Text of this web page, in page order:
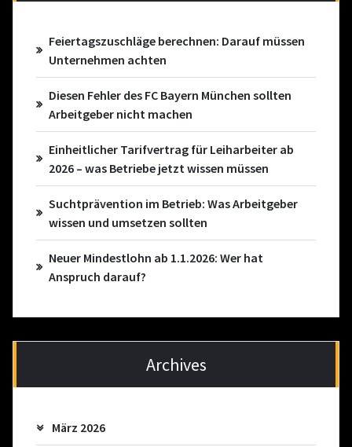
Feiertagszuschläge berechnen: Darauf müssen
Unternehmen achten
Diesen Fehler des FC Bayern München sollten
Arbeitgeber nicht machen
Einheitlicher Tarifvertrag für Leiharbeiter ab
2026 – was Betriebe jetzt wissen müssen
Suchtprävention im Betrieb: Was Arbeitgeber
wissen und umsetzen sollten
Neuer Mindestlohn ab 1.1.2026: Wer hat
Anspruch darauf?
Archives
März 2026